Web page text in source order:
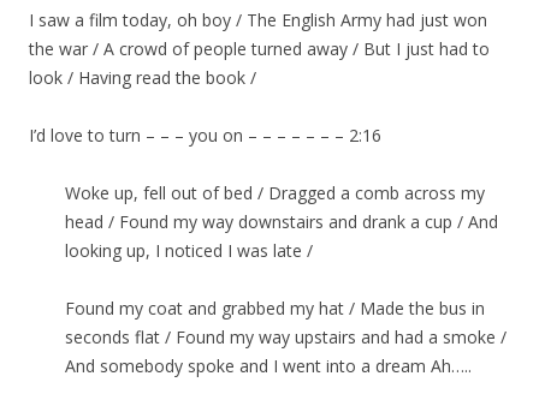
I saw a film today, oh boy / The English Army had just won
the war / A crowd of people turned away / But I just had to
look / Having read the book /
I’d love to turn – – – you on – – – – – – – 2:16
Woke up, fell out of bed / Dragged a comb across my
head / Found my way downstairs and drank a cup / And
looking up, I noticed I was late /
Found my coat and grabbed my hat / Made the bus in
seconds flat / Found my way upstairs and had a smoke /
And somebody spoke and I went into a dream Ah…..